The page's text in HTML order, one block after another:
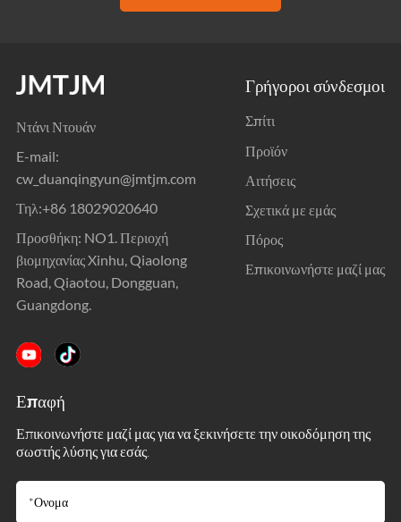
Ντάνι Ντουάν
E-mail:
cw_duanqingyun@jmtjm.com
Τηλ:+86 18029020640
Προσθήκη: NO1. Περιοχή
βιομηχανίας Xinhu, Qiaolong
Road, Qiaotou, Dongguan,
Guangdong.
Γρήγοροι σύνδεσμοι
Σπίτι
Προϊόν
Αιτήσεις
Σχετικά με εμάς
Πόρος
Επικοινωνήστε μαζί μας
Επαφή
Επικοινωνήστε μαζί μας για να ξεκινήσετε την οικοδόμηση της
σωστής λύσης για εσάς.